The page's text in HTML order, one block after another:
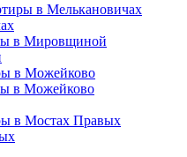
в Мелькановичах
в Мировщиной
в Можейково
в Можейково
в Мостах Правых